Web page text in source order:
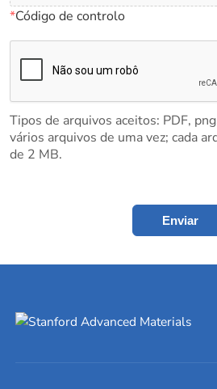
*Código de controlo
Tipos de arquivos aceitos: PDF,
vários arquivos de uma vez; cada
de 2 MB.
Enviar